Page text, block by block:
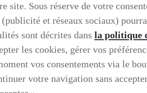
site. Sous réserve de votre
et réseaux sociaux)
sont décrites dans la politique
les cookies, gérer vos
vos consentements via le
votre navigation sans